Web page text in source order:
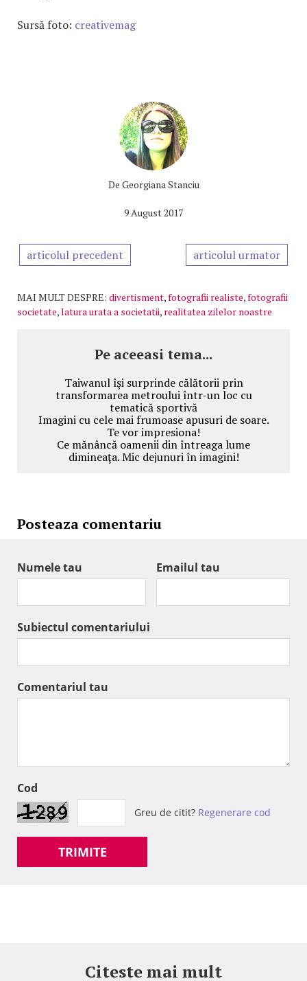
Sursă foto: creativemag
De Georgiana Stanciu
9 August 2017
articolul precedent articolul urmator
MAI MULT DESPRE: divertisment,fotografii realiste,fotografii
societate,latura urata a societatii, realitatea zilelor noastre
Pe aceeasi tema...
Taiwanul îşi surprinde călătorii prin
transformarea metroului într-un loc cu
tematică sportivă
Imagini cu cele mai frumoase apusuri de soare.
Te vor impresiona!
Ce mănâncă oamenii din întreaga lume
dimineaţa. Mic dejunuri în imagini!
Posteaza comentariu
Numele tau Emailul tau
Subiectul comentariului
Comentariul tau
Cod
Greu de citit? Regenerare cod
TRIMITE
Citeste mai mult